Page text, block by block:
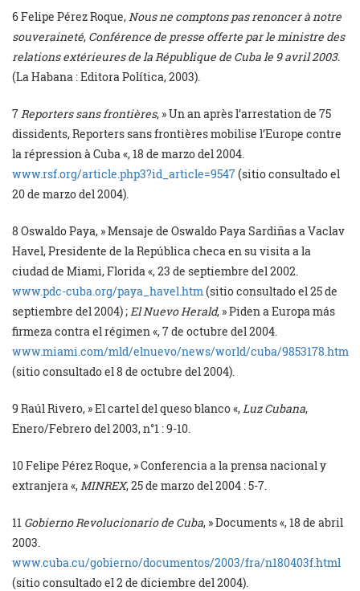
6Felipe Pérez Roque,Nous ne comptons pas renoncer à notre
souveraineté, Conférence de presse offerte par le ministre des
relations extérieures de la République de Cuba le 9 avril 2003.
(La Habana : Editora Política, 2003).
7Reporters sans frontières, » Un an après l’arrestation de 75
dissidents, Reporters sans frontières mobilise l’Europe contre
la répression à Cuba «, 18 de marzo del 2004.
www.rsf.org/article.php3?id_article=9547(sitio consultado el
20 de marzo del 2004).
8 Oswaldo Paya, » Mensaje de Oswaldo Paya Sardiñas a Vaclav
Havel, Presidente de la República checa en su visita a la
ciudad de Miami, Florida «, 23 de septiembre del 2002.
www.pdc-cuba.org/paya_havel.htm(sitio consultado el 25 de
septiembre del 2004) ;El Nuevo Herald, » Piden a Europa más
firmeza contra el régimen «, 7 de octubre del 2004.
www.miami.com/mld/elnuevo/news/world/cuba/9853178.htm
(sitio consultado el 8 de octubre del 2004).
9 Raúl Rivero, » El cartel del queso blanco «,Luz Cubana,
Enero/Febrero del 2003, n°1 : 9-10.
10Felipe Pérez Roque, » Conferencia a la prensa nacional y
extranjera «,MINREX, 25 de marzo del 2004 : 5-7.
11 Gobierno Revolucionario de Cuba, » Documents «, 18 de abril
2003.
www.cuba.cu/gobierno/documentos/2003/fra/n180403f.html
(sitio consultado el 2 de diciembre del 2004).